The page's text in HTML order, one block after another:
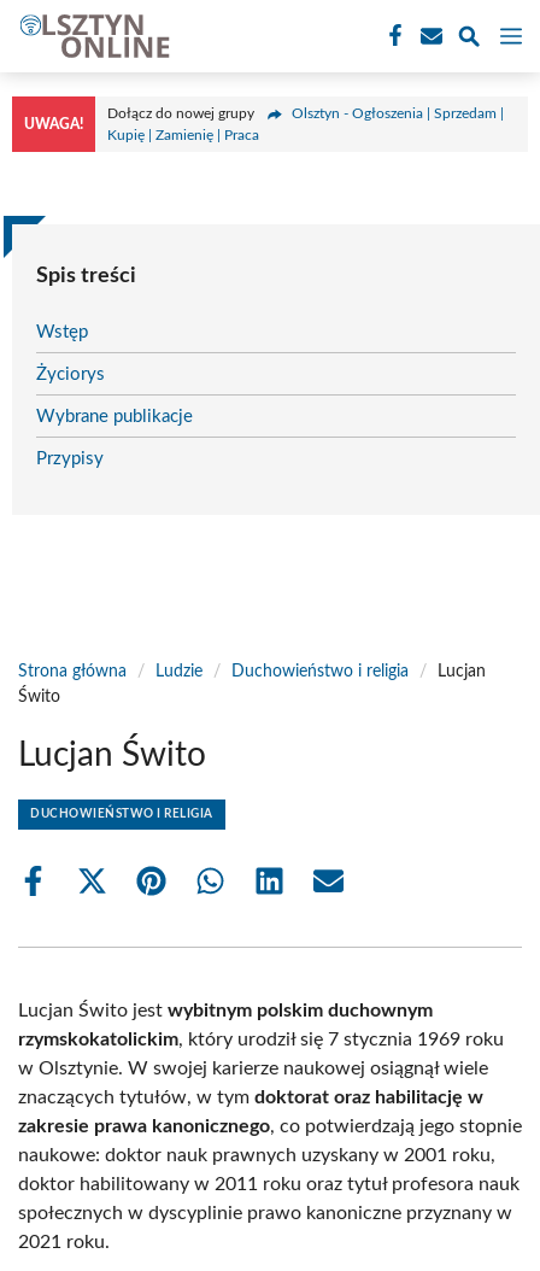
Przejdź
treści
UWAGA!
Dołącz do nowej grupy
Olsztyn - Ogłoszenia | Sprzedam |
Kupię | Zamienię | Praca
Spis treści
Wstęp
Życiorys
Wybrane publikacje
Przypisy
Strona główna / Ludzie / Duchowieństwo i religia /
Lucjan
Świto
Lucjan Świto
DUCHOWIEŃSTWO I RELIGIA
Share
Share
(Twitter)
Share Share Share Share
Lucjan Świto jest wybitnym polskim duchownym
rzymskokatolickim, który urodził się 7 stycznia 1969 roku
w Olsztynie. W swojej karierze naukowej osiągnął wiele
znaczących tytułów, w tym doktorat oraz habilitację w
zakresie prawa kanonicznego, co potwierdzają jego stopnie
naukowe: doktor nauk prawnych uzyskany w 2001 roku,
doktor habilitowany w 2011 roku oraz tytuł profesora nauk
społecznych w dyscyplinie prawo kanoniczne przyznany w
2021 roku.